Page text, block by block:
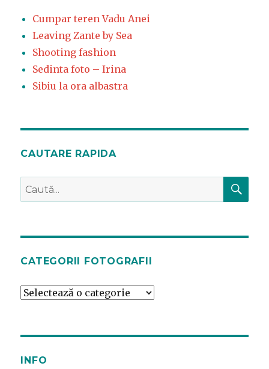
Cumpar teren Vadu Anei
Leaving Zante by Sea
Shooting fashion
Sedinta foto – Irina
Sibiu la ora albastra
CAUTARE RAPIDA
Caută
după:
CATEGORII FOTOGRAFII
Categorii
INFO